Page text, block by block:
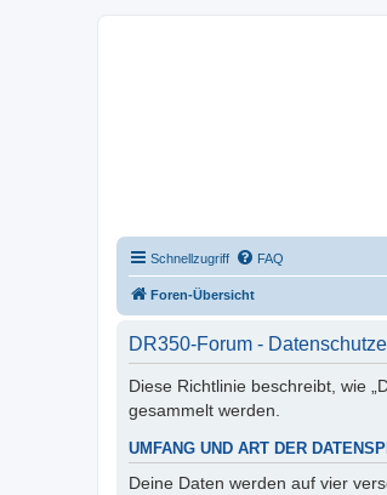
Schnellzugriff FAQ
Foren-Übersicht
DR350-Forum -
Diese Richtlinie beschreibt, wie
gesammelt werden.
UMFANG UND ART DER
Deine Daten werden auf vier